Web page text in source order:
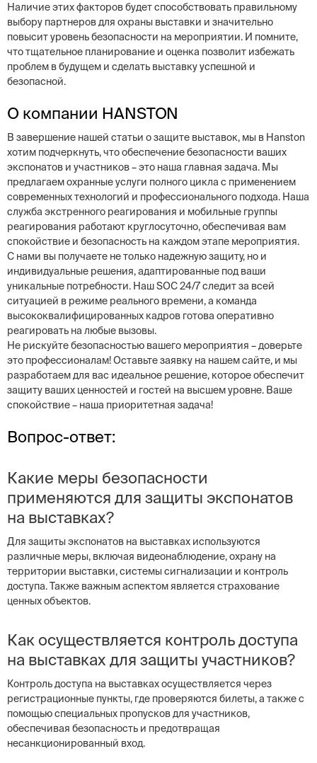
Наличие этих факторов будет способствовать правильному
выбору партнеров для охраны выставки и значительно
повысит уровень безопасности на мероприятии. И помните,
что тщательное планирование и оценка позволит избежать
проблем в будущем и сделать выставку успешной и
безопасной.
О компании HANSTON
В завершение нашей статьи о защите выставок, мы в Hanston
хотим подчеркнуть, что обеспечение безопасности ваших
экспонатов и участников – это наша главная задача. Мы
предлагаем охранные услуги полного цикла с применением
современных технологий и профессионального подхода. Наша
служба экстренного реагирования и мобильные группы
реагирования работают круглосуточно, обеспечивая вам
спокойствие и безопасность на каждом этапе мероприятия.
С нами вы получаете не только надежную защиту, но и
индивидуальные решения, адаптированные под ваши
уникальные потребности. Наш SOC 24/7 следит за всей
ситуацией в режиме реального времени, а команда
высококвалифицированных кадров готова оперативно
реагировать на любые вызовы.
Не рискуйте безопасностью вашего мероприятия – доверьте
это профессионалам! Оставьте заявку на нашем сайте, и мы
разработаем для вас идеальное решение, которое обеспечит
защиту ваших ценностей и гостей на высшем уровне. Ваше
спокойствие – наша приоритетная задача!
Вопрос-ответ:
Какие меры безопасности
применяются для защиты экспонатов
на выставках?
Для защиты экспонатов на выставках используются
различные меры, включая видеонаблюдение, охрану на
территории выставки, системы сигнализации и контроль
доступа. Также важным аспектом является страхование
ценных объектов.
Как осуществляется контроль доступа
на выставках для защиты участников?
Контроль доступа на выставках осуществляется через
регистрационные пункты, где проверяются билеты, а также с
помощью специальных пропусков для участников,
обеспечивая безопасность и предотвращая
несанкционированный вход.